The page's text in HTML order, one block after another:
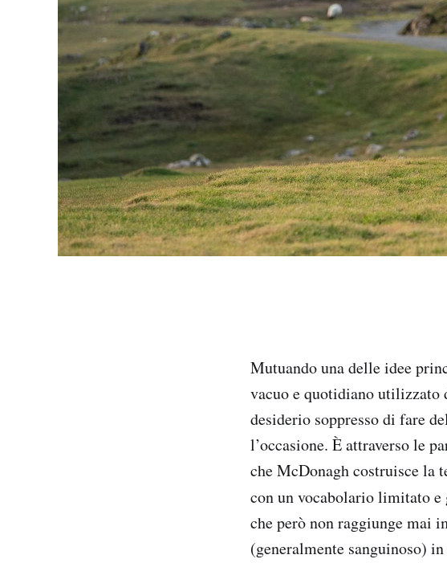
Mutuando una delle idee
vacuo e quotidiano utilizzato
desiderio soppresso di fare
l’occasione. È attraverso le
che McDonagh costruisce la
con un vocabolario limitato e
che però non raggiunge mai
(generalmente sanguinoso)